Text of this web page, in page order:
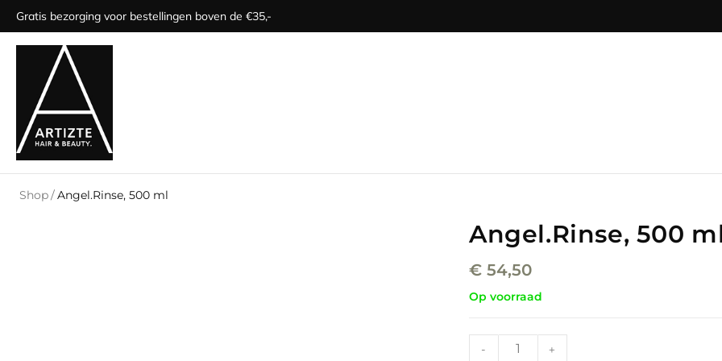
Gratis bezorging voor bestellingen boven de €35,-
Shop/Angel.Rinse, 500 ml
Angel.Rinse, 500
€54,50
Op voorraad
- +